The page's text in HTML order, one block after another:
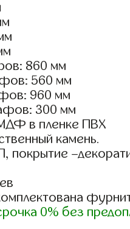
860 мм
560 мм
960 мм
300 мм
в пленке ПВХ
камень.
покрытие
0% без